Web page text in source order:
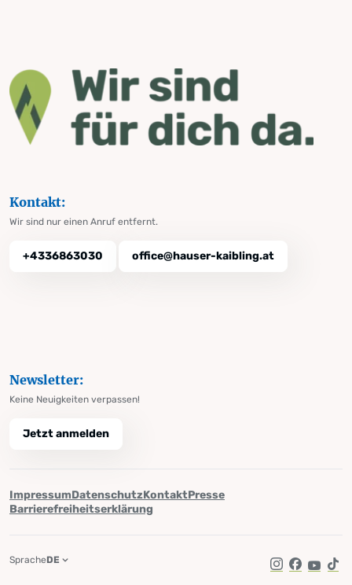
Kontakt:
Wir sind nur einen Anruf entfernt.
+4336863030 office@hauser-kaibling.at
Newsletter:
Keine Neuigkeiten verpassen!
Jetzt anmelden
ImpressumDatenschutzKontaktPresse
Barrierefreiheitserklärung
Instagram
Facebook
SpracheDE